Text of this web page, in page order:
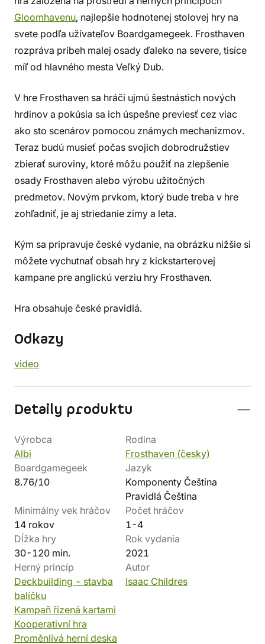
Gloomhavenu, najlepšie hodnotenej stolovej hry na
svete podľa užívateľov Boardgamegeek. Frosthaven
rozpráva príbeh malej osady ďaleko na severe, tisíce
míľ od hlavného mesta Veľký Dub.
V hre Frosthaven sa hráči ujmú šestnástich nových
hrdinov a pokúsia sa ich úspešne previesť cez viac
ako sto scenárov pomocou známych mechanizmov.
Teraz budú musieť počas svojich dobrodružstiev
zbierať suroviny, ktoré môžu použiť na zlepšenie
osady Frosthaven alebo výrobu užitočných
predmetov. Novým prvkom, ktorý bude treba v hre
zohľadniť, je aj striedanie zimy a leta.
Kým sa pripravuje české vydanie, na obrázku nižšie si
môžete vychutnať obsah hry z kickstarterovej
kampane pre anglickú verziu hry Frosthaven.
Hra obsahuje české pravidlá.
Odkazy
video
Detaily produktu
Výrobca
Albi
Rodina
Frosthaven (česky)
Boardgamegeek
8.76/10
Jazyk
Komponenty Čeština
Pravidlá Čeština
Minimálny vek hráčov
14 rokov
Počet hráčov
1-4
Dĺžka hry
30-120 min.
Rok vydania
2021
Herný princíp
Deckbuilding - stavba
balíčku
Kampaň řízená kartami
Kooperativní hra
Proměnlivá herní deska
Autor
Isaac Childres